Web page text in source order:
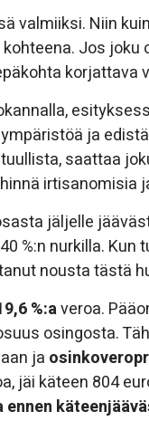
valmiiksi. Niin
Jos
korjattava
ja
saattaa
irtisanomisia
jäljelle
%:n nurkilla.
nousta tästä
%:averoa.
osingosta.
ja
jäi käteen 804
ennen